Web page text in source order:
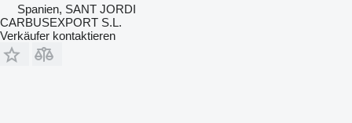
Spanien, SANT JORDI
CARBUSEXPORT S.L.
Verkäufer kontaktieren